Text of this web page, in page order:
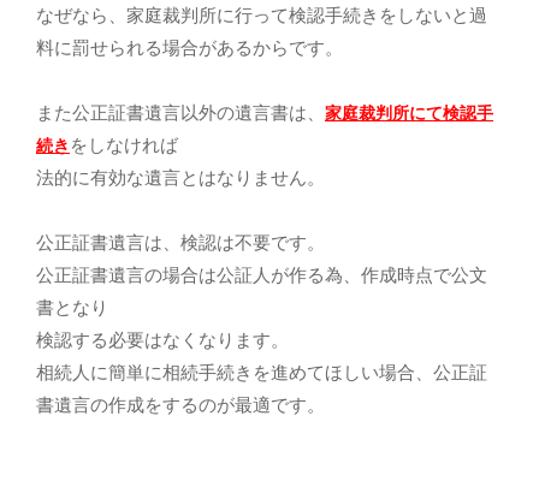
なぜなら、家庭裁判所に行って検認手続きをしないと過
料に罰せられる場合があるからです。
また公正証書遺言以外の遺言書は、 家庭裁判所にて検認手
続き をしなければ
法的に有効な遺言とはなりません。
公正証書遺言は、検認は不要です。
公正証書遺言の場合は公証人が作る為、作成時点で公文
書となり
検認する必要はなくなります。
相続人に簡単に相続手続きを進めてほしい場合、公正証
書遺言の作成をするのが最適です。